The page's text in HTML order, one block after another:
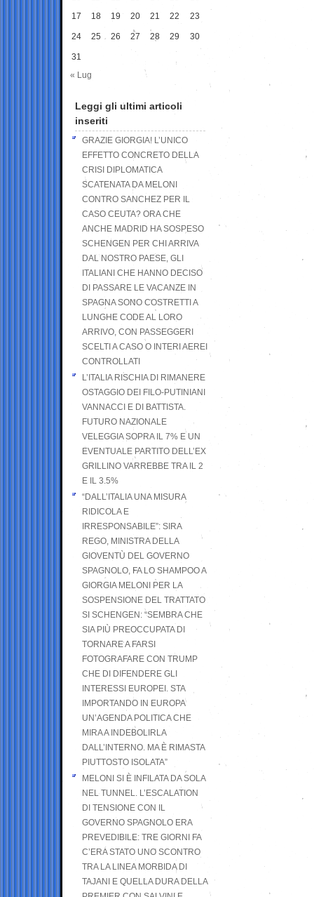
17 18 19 20 21 22 23
24 25 26 27 28 29 30
31
« Lug
Leggi gli ultimi articoli
inseriti
GRAZIE GIORGIA! L’UNICO
EFFETTO CONCRETO DELLA
CRISI DIPLOMATICA
SCATENATA DA MELONI
CONTRO SANCHEZ PER IL
CASO CEUTA? ORA CHE
ANCHE MADRID HA SOSPESO
SCHENGEN PER CHI ARRIVA
DAL NOSTRO PAESE, GLI
ITALIANI CHE HANNO DECISO
DI PASSARE LE VACANZE IN
SPAGNA SONO COSTRETTI A
LUNGHE CODE AL LORO
ARRIVO, CON PASSEGGERI
SCELTI A CASO O INTERI AEREI
CONTROLLATI
L’ITALIA RISCHIA DI RIMANERE
OSTAGGIO DEI FILO-PUTINIANI
VANNACCI E DI BATTISTA.
FUTURO NAZIONALE
VELEGGIA SOPRA IL 7% E UN
EVENTUALE PARTITO DELL’EX
GRILLINO VARREBBE TRA IL 2
E IL 3.5%
“DALL’ITALIA UNA MISURA
RIDICOLA E
IRRESPONSABILE”: SIRA
REGO, MINISTRA DELLA
GIOVENTÙ DEL GOVERNO
SPAGNOLO, FA LO SHAMPOO A
GIORGIA MELONI PER LA
SOSPENSIONE DEL TRATTATO
SI SCHENGEN: “SEMBRA CHE
SIA PIÙ PREOCCUPATA DI
TORNARE A FARSI
FOTOGRAFARE CON TRUMP
CHE DI DIFENDERE GLI
INTERESSI EUROPEI. STA
IMPORTANDO IN EUROPA
UN’AGENDA POLITICA CHE
MIRA A INDEBOLIRLA
DALL’INTERNO. MA È RIMASTA
PIUTTOSTO ISOLATA”
MELONI SI È INFILATA DA SOLA
NEL TUNNEL. L’ESCALATION
DI TENSIONE CON IL
GOVERNO SPAGNOLO ERA
PREVEDIBILE: TRE GIORNI FA
C’ERA STATO UNO SCONTRO
TRA LA LINEA MORBIDA DI
TAJANI E QUELLA DURA DELLA